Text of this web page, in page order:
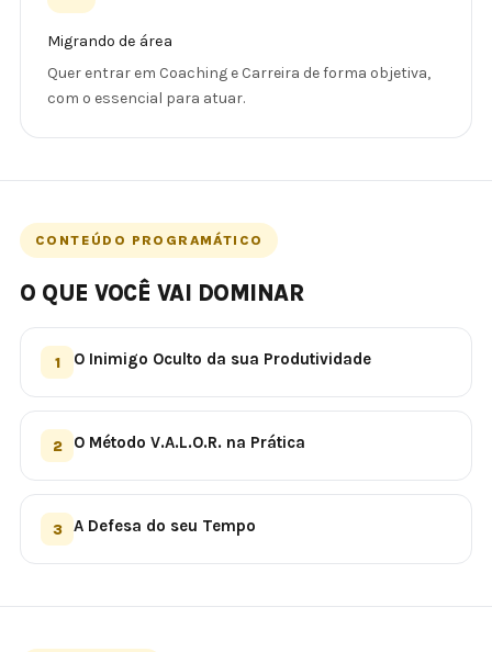
Migrando de área
Quer entrar em Coaching e Carreira de forma objetiva,
com o essencial para atuar.
CONTEÚDO PROGRAMÁTICO
O QUE VOCÊ VAI DOMINAR
1 O Inimigo Oculto da sua Produtividade
2 O Método V.A.L.O.R. na Prática
3 A Defesa do seu Tempo